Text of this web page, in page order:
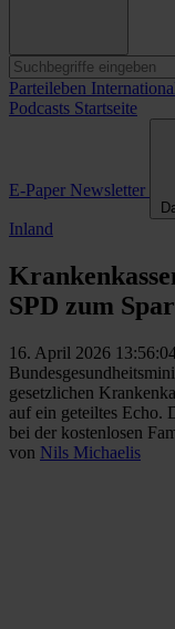
Parteileben
Podcasts Startseite
E-Paper Newsletter
Inland
SPD zum
16. April 2026
gesetzlichen
auf ein geteiltes Echo.
bei der kostenlosen
von Nils Michaelis